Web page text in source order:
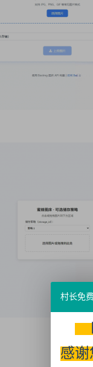
村长免
感谢